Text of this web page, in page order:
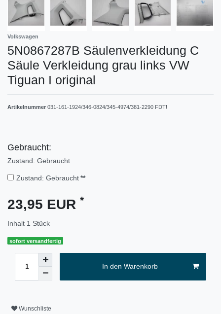
Volkswagen
5N0867287B Säulenverkleidung C
Säule Verkleidung grau links VW
Tiguan I original
Artikelnummer 031-161-1924/346-0824/345-4974/381-2290 FDT!
Gebraucht:
Zustand: Gebraucht
Zustand: Gebraucht **
23,95 EUR *
Inhalt 1 Stück
sofort versandfertig
In den Warenkorb
Wunschliste